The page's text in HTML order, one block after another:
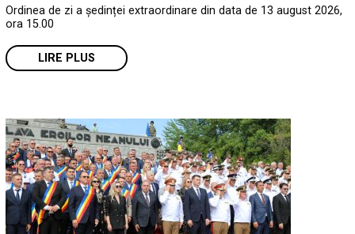
Ordinea de zi a ședinței extraordinare din data de 13 august 2026,
ora 15.00
LIRE PLUS